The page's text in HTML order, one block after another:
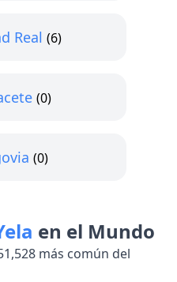
Real (6)
(0)
(0)
en el Mundo
más común del